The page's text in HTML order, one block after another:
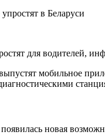
для водителей,
мобильное
новая